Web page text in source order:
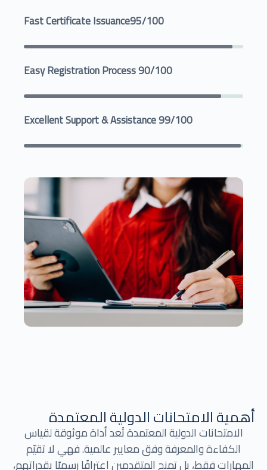
Fast Certificate Issuance95/100
Easy Registration Process90/100
Excellent Support & Assistance99/100
أهمية الامتحانات الدولية المعتمدة
الامتحانات الدولية المعتمدة تُعد أداة موثوقة لقياس
الكفاءة والمعرفة وفق معايير عالمية. فهي لا تقيّم
المهارات فقط، بل تمنح المتقدمين اعترافًا رسميًا بقدراتهم،